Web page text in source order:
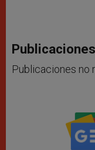
Publicaciones no